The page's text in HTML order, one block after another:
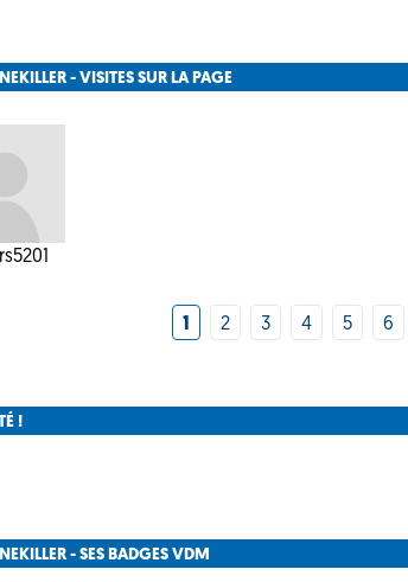
- VISITES SUR LA PAGE
1 2 3 4 5 6
!
- SES BADGES VDM